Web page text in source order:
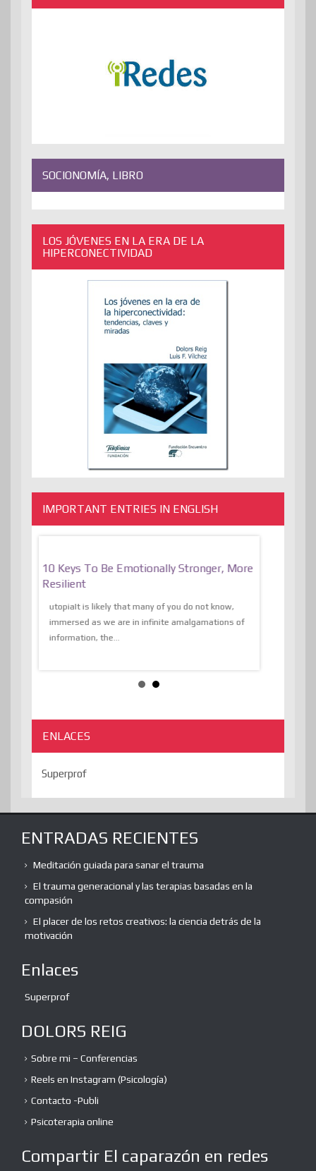
SOCIONOMÍA, LIBRO
LOS JÓVENES EN LA ERA DE LA
HIPERCONECTIVIDAD
IMPORTANT ENTRIES IN ENGLISH
10 Keys To Be Emotionally Stronger, More
Resilient
utopiaIt is likely that many of you do not know,
immersed as we are in infinite amalgamations of
information, the...
ENLACES
Superprof
ENTRADAS RECIENTES
Meditación guiada para sanar el trauma
El trauma generacional y las terapias basadas en la
compasión
El placer de los retos creativos: la ciencia detrás de la
motivación
Enlaces
Superprof
DOLORS REIG
Sobre mi – Conferencias
Reels en Instagram (Psicología)
Contacto -Publi
Psicoterapia online
Compartir El caparazón en redes